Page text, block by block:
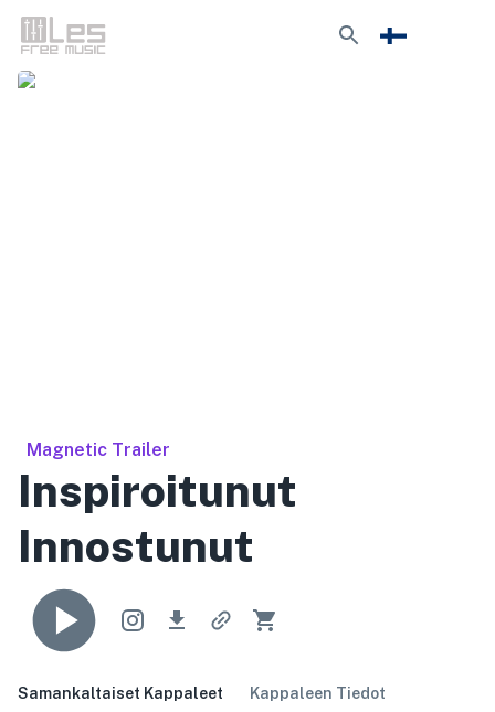
Magnetic Trailer
Inspiroitunut
Innostunut
Samankaltaiset Kappaleet Kappaleen Tiedot